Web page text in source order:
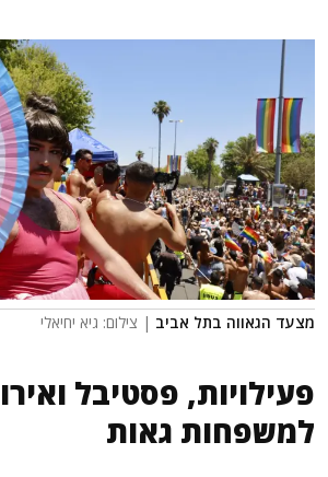
מצעד הגאווה בתל אביב | צילום: גיא יחיאלי
פעילויות, פסטיבל
למשפחות גאות